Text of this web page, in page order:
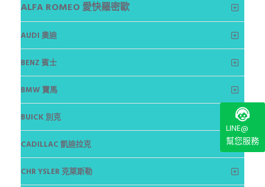
ALFA ROMEO 愛快羅密歐
AUDI 奧迪
BENZ 賓士
BMW 寶馬
BUICK 別克
CADILLAC 凱迪拉克
CHR YSLER 克萊斯勒
LINE@
幫您服務